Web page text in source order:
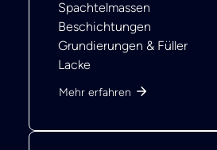
Spachtelmassen
Beschichtungen
Grundierungen & Füller
Lacke
Mehr erfahren